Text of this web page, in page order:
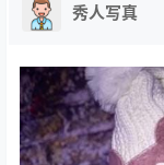
秀人写真